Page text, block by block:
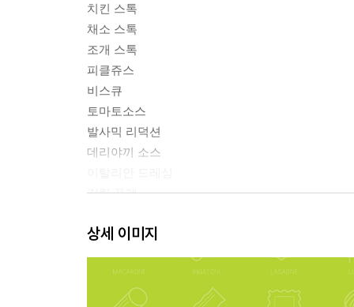
치킨 스톡
채소 스톡
조개 스톡
피클쥬스
비스큐
토마토소스
발사믹 리덕션
데리야끼 소스
갈릭 퓨레
레몬 오일
바질 페스토
루꼴라 페스토
송로 마요네즈
상세 이미지